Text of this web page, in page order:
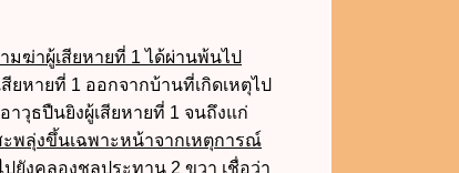
ฆ่าผู้เสียหายที่ 1 ได้ผ่านพ้นไป
หายที่ 1 ออกจากบ้านที่เกิดเหตุไป
วุธปืนยิงผู้เสียหายที่ 1 จนถึงแก่
พลุ่งขึ้นเฉพาะหน้าจากเหตุการณ์
ยังคลองชลประทาน 2 ขวา เชื่อว่า